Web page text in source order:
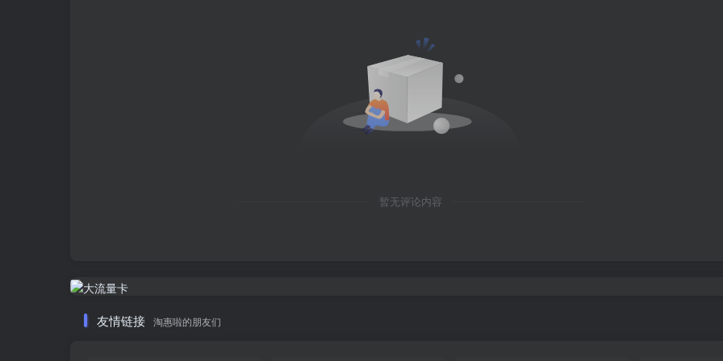
暂无评论内容
友情链接 淘惠啦的朋友们